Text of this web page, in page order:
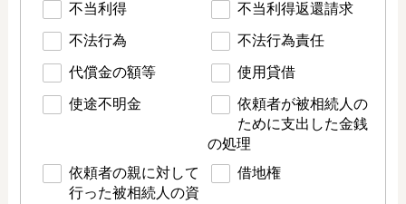
不当利得 不当利得返還請求
不法行為 不法行為責任
代償金の額等 使用貸借
使途不明金
依頼者が被相続人の
ために支出した金銭
の処理
依頼者の親に対して
行った被相続人の資
借地権